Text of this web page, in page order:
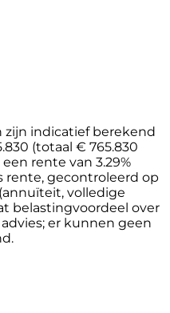
indicatief berekend
(totaal € 765.830
rente van 3.29%
rente, gecontroleerd op
volledige
belastingvoordeel over
er kunnen geen